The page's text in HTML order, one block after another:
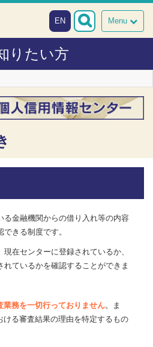
Menu
EN
りたい方
る金融機関からの借り入れ等の内容
きる制度です。
在センターに登録されているか、
れているかを確認することができま
業務を一切行っておりません。ま
ける審査結果の理由を特定するもの